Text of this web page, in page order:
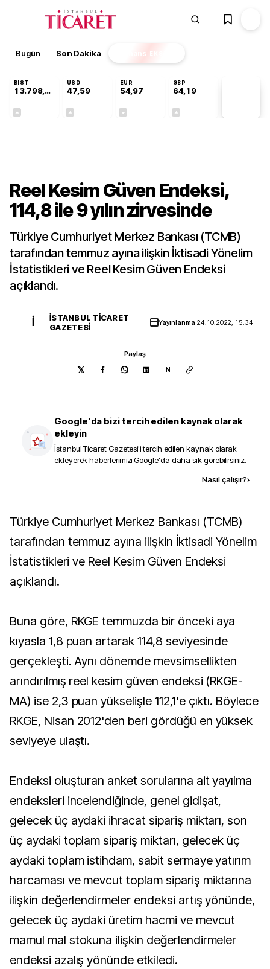
Bugün Son Dakika Finans EKSTRA
BIST
13.798,82
USD
47,59
EUR
54,97
GBP
64,19
Reel Kesim Güven Endeksi,
114,8 ile 9 yılın zirvesinde
Türkiye Cumhuriyet Merkez Bankası (TCMB)
tarafından temmuz ayına ilişkin İktisadi Yönelim
İstatistikleri ve Reel Kesim Güven Endeksi
açıklandı.
İ
İSTANBUL TICARET
GAZETESI
Yayınlanma 24.10.2022, 15:34
Paylaş
N
Google'da bizi tercih edilen kaynak olarak
ekleyin
İstanbul Ticaret Gazetesi'i tercih edilen kaynak olarak
ekleyerek haberlerimizi Google'da daha sık görebilirsiniz.
Nasıl çalışır?›
Türkiye Cumhuriyet Merkez Bankası (TCMB)
tarafından temmuz ayına ilişkin İktisadi Yönelim
İstatistikleri ve Reel Kesim Güven Endeksi
açıklandı.
Buna göre, RKGE temmuzda bir önceki aya
kıyasla 1,8 puan artarak 114,8 seviyesinde
gerçekleşti. Aynı dönemde mevsimsellikten
arındırılmış reel kesim güven endeksi (RKGE-
MA) ise 2,3 puan yükselişle 112,1'e çıktı. Böylece
RKGE, Nisan 2012'den beri gördüğü en yüksek
seviyeye ulaştı.
Endeksi oluşturan anket sorularına ait yayılma
endeksleri incelendiğinde, genel gidişat,
gelecek üç aydaki ihracat sipariş miktarı, son
üç aydaki toplam sipariş miktarı, gelecek üç
aydaki toplam istihdam, sabit sermaye yatırım
harcaması ve mevcut toplam sipariş miktarına
ilişkin değerlendirmeler endeksi artış yönünde,
gelecek üç aydaki üretim hacmi ve mevcut
mamul mal stokuna ilişkin değerlendirmeler
endeksi azalış yönünde etkiledi.